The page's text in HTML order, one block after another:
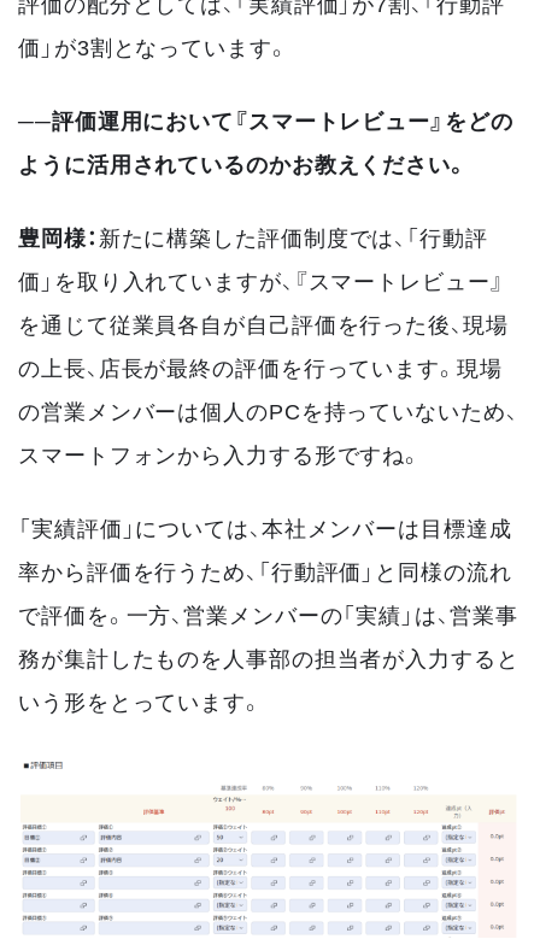
価」が3割となっています。
──評価運用において『スマートレビュー』をどの
ように活用されているのかお教えください。
豊岡様：新たに構築した評価制度では、「行動評
価」を取り入れていますが、『スマートレビュー』
を通じて従業員各自が自己評価を行った後、現場
の上長、店長が最終の評価を行っています。現場
の営業メンバーは個人のPCを持っていないため、
スマートフォンから入力する形ですね。
「実績評価」については、本社メンバーは目標達成
率から評価を行うため、「行動評価」と同様の流れ
で評価を。一方、営業メンバーの「実績」は、営業事
務が集計したものを人事部の担当者が入力すると
いう形をとっています。